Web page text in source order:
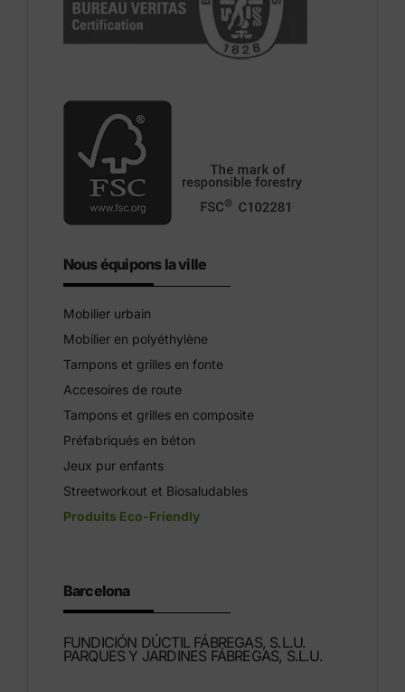
Nous équipons la ville
Mobilier urbain
Mobilier en polyéthylène
Tampons et grilles en fonte
Accesoires de route
Tampons et grilles en composite
Préfabriqués en béton
Jeux pur enfants
Streetworkout et Biosaludables
Produits Eco-Friendly
Barcelona
FUNDICIÓN DÚCTIL FÁBREGAS, S.L.U.
PARQUES Y JARDINES FÁBREGAS, S.L.U.